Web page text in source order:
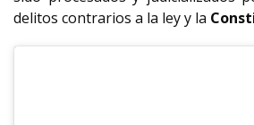
delitos contrarios a la ley y la